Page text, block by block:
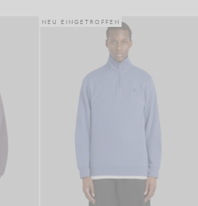
NEU EINGETROFFEN